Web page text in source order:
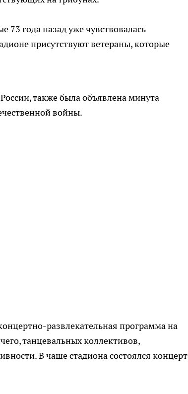
73 года назад уже чувствовалась
присутствуют ветераны, которые
также была объявлена минута
войны.
развлекательная программа на
танцевальных коллективов,
В чаше стадиона состоялся концерт